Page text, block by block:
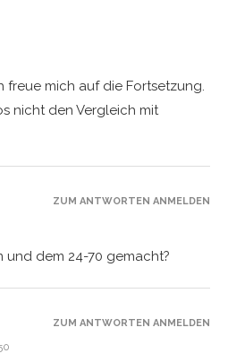
freue mich auf die Fortsetzung.
nicht den Vergleich mit
und dem 24-70 gemacht?
ZUM ANTWORTEN ANMELDEN
ZUM ANTWORTEN ANMELDEN